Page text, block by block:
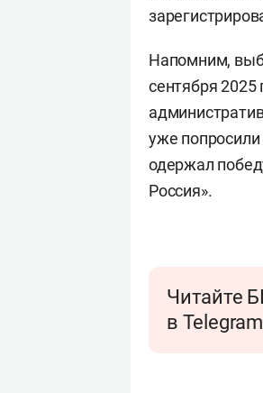
Напомним,
сентября
уже
одержал
Россия».
Читайте
в Telegram